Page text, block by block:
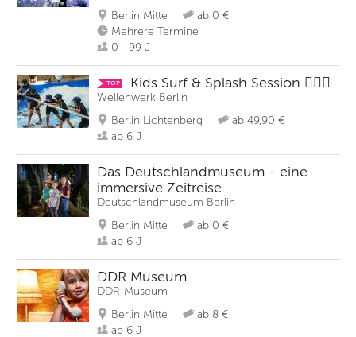
Berlin Mitte
ab 0 €
Mehrere Termine
0 - 99 J
TOP Kids Surf & Splash Session 🏄‍♀️✨
Wellenwerk Berlin
Berlin Lichtenberg
ab 49,90 €
ab 6 J
Das Deutschlandmuseum - eine
immersive Zeitreise
Deutschlandmuseum Berlin
Berlin Mitte
ab 0 €
ab 6 J
DDR Museum
DDR-Museum
Berlin Mitte
ab 8 €
ab 6 J